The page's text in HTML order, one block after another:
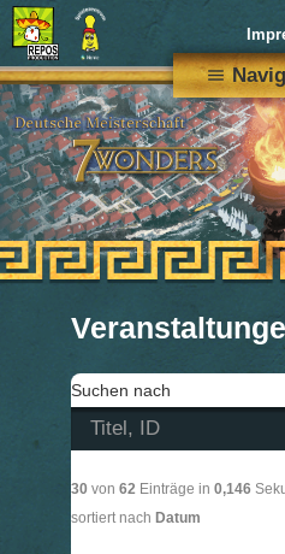
menu
Suchen nach
30 von 62 Einträge in 0,146
sortiert nach Datum